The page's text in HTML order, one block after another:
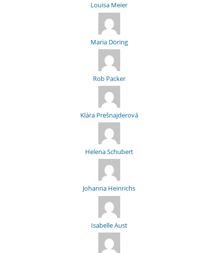
Louisa Meier
Maria Döring
Rob Packer
Klára Prešnajderová
Helena Schubert
Johanna Heinrichs
Isabelle Aust